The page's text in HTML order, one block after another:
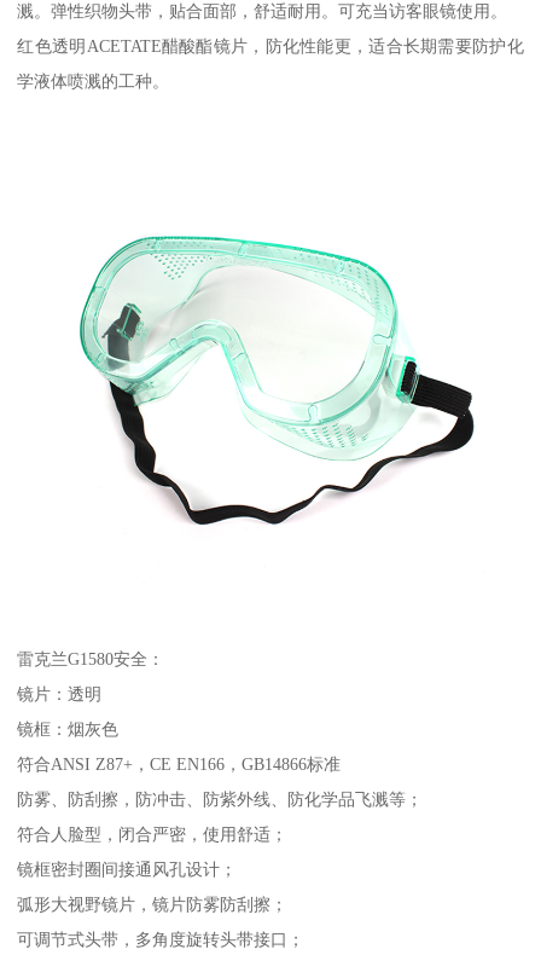
溅。弹性织物头带，贴合面部，舒适耐用。可充当访客眼镜使用。
红色透明ACETATE醋酸酯镜片，防化性能更，适合长期需要防护化
学液体喷溅的工种。
雷克兰G1580安全：
镜片：透明
镜框：烟灰色
符合ANSI Z87+，CE EN166，GB14866标准
防雾、防刮擦，防冲击、防紫外线、防化学品飞溅等；
符合人脸型，闭合严密，使用舒适；
镜框密封圈间接通风孔设计；
弧形大视野镜片，镜片防雾防刮擦；
可调节式头带，多角度旋转头带接口；